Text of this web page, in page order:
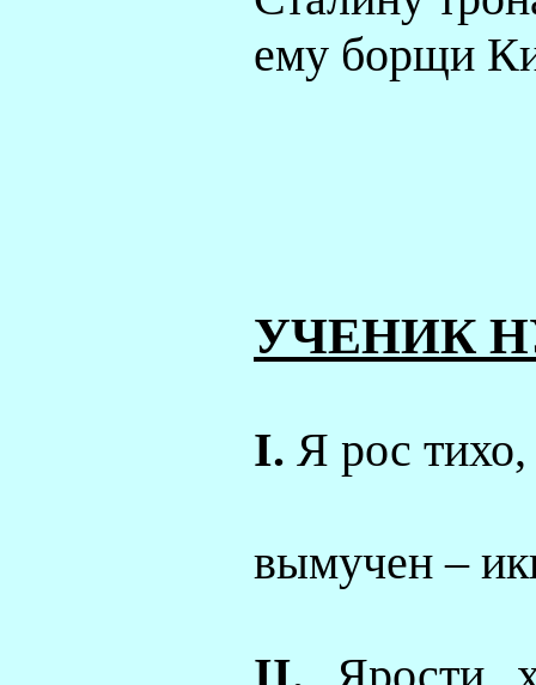
ему борщи
УЧЕНИК
I. Я рос
вымучен –